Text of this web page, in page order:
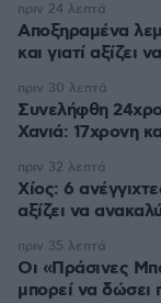
Αποξηραμένα
και γιατί αξίζει
πριν 24 λεπτά
Συνελήφθη
Χανιά: 17χρονη
πριν 30 λεπτά
Χίος: 6
αξίζει να
πριν 32 λεπτά
Οι «Πράσινες
μπορεί να δώσει
πριν 35 λεπτά